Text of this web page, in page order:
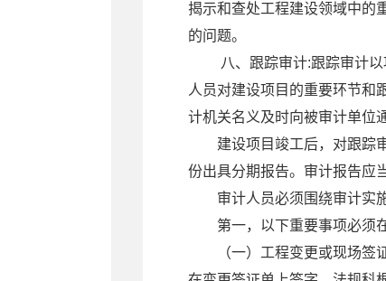
揭示和查处工程建设领域中的
的问题。
八、跟踪审计:跟踪审计
人员对建设项目的重要环节和
计机关名义及时向被审计单位
建设项目竣工后，对跟踪
份出具分期报告。审计报告应
审计人员必须围绕审计实
第一，以下重要事项必须
（一）工程变更或现场